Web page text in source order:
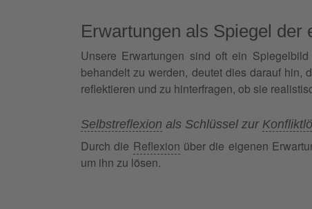
Erwartungen als Spiegel der
Unsere Erwartungen sind oft ein
behandelt zu werden, deutet dies darauf hin,
reflektieren und zu hinterfragen, ob sie
Selbstreflexion als Schlüssel zur
Durch die Reflexion über die eigenen
um ihn zu lösen.